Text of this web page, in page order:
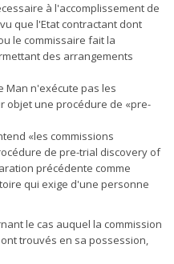
à l'accomplissement de
que l'Etat contractant dont
le commissaire fait la
des arrangements
Man n'exécute pas les
objet une procédure de «pre-
«les commissions
de pre-trial discovery of
précédente comme
qui exige d'une personne
le cas auquel la commission
trouvés en sa possession,